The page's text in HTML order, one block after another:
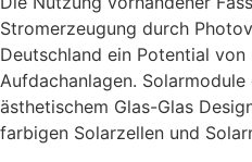
Stromerzeugung durch
Deutschland ein Potential
Aufdachanlagen.
ästhetischem Glas-Glas
farbigen Solarzellen und